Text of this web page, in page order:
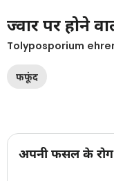
ज्वार पर होने
Tolyposporium
फफूंद
अपनी फसल के